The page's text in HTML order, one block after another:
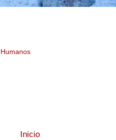
Humanos
Inicio